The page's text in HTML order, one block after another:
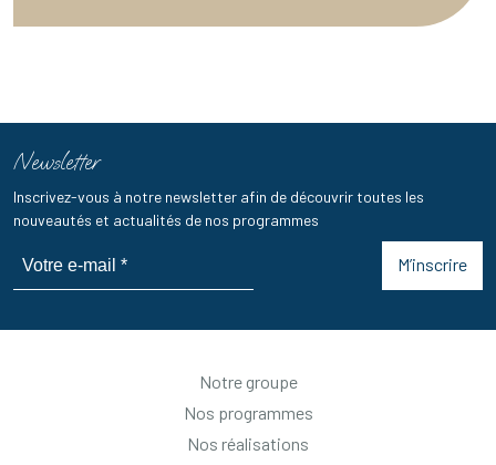
Newsletter
Inscrivez-vous à notre newsletter afin de découvrir toutes les
nouveautés et actualités de nos programmes
M’inscrire
Notre groupe
Nos programmes
Nos réalisations